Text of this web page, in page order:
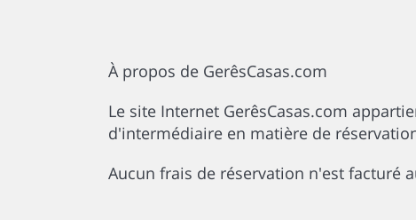
À propos de GerêsCasas.com
Le site Internet GerêsCasas.com
d'intermédiaire en matière de
Aucun frais de réservation n'est facturé